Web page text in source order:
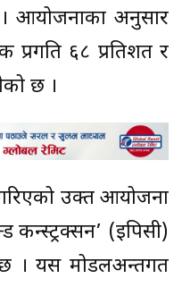
आयोजनाका अनुसार
प्रगति ६८ प्रतिशत र
छ ।
उक्त आयोजना
कन्स्ट्रक्सन’ (इपिसी)
। यस मोडलअन्तर्गत